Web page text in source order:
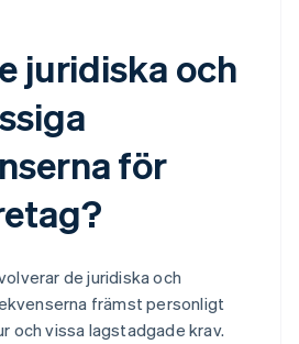
juridiska och
för
de juridiska och
främst personligt
och vissa lagstadgade krav.